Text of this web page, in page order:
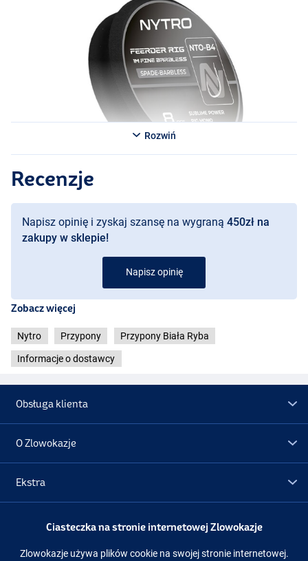
Rozwiń
Recenzje
Napisz opinię i zyskaj szansę na wygraną 450zł na
zakupy w sklepie!
Napisz opinię
Zobacz więcej
Nytro Przypony Przypony Biała Ryba
Informacje o dostawcy
Obsługa klienta
O Zlowokazje
Ekstra
PromocjeCiasteczka na stronie internetowej Zlowokazje
Zlowokazje używa plików cookie na swojej stronie internetowej.